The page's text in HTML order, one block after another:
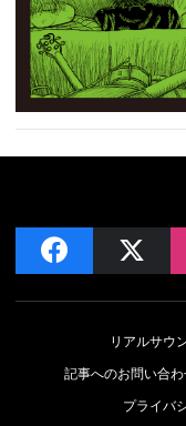
facebook
リアルサウ
記事へのお問い合
プライバ